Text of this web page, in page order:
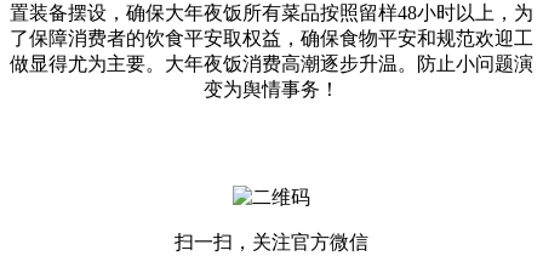
置装备摆设，确保大年夜饭所有菜品按照留样48小时以上，为
了保障消费者的饮食平安取权益，确保食物平安和规范欢迎工
做显得尤为主要。大年夜饭消费高潮逐步升温。防止小问题演
变为舆情事务！
扫一扫，关注官方微信